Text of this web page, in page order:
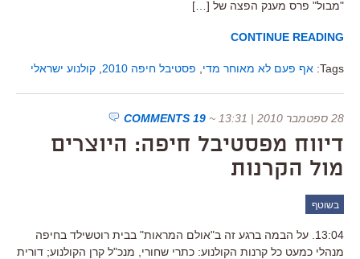
"מבול" פרס מענק הפצה של […]
CONTINUE READING
Tags: אף פעם לא מאוחר מדי פסטיבל חיפה 2010 קולנוע ישראלי
28 ספטמבר 2010 | 13:31 ~
19 COMMENTS
דיווח מפסטיבל חיפה: היוצרים
מול הקרנות
בשוטף
13:04. על הבמה ברגע זה ב"אולם המראות" בבית רוטשילד בחיפה
מנהלי כמעט כל קרנות הקולנוע: כתרי שחורי, מנכ"ל קרן הקולנוע; דורית